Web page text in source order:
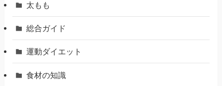
太もも
総合ガイド
運動ダイエット
食材の知識